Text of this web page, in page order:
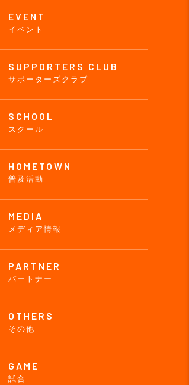
EVENT
イベント
SUPPORTERS CLUB
サポーターズクラブ
SCHOOL
スクール
HOMETOWN
普及活動
MEDIA
メディア情報
PARTNER
パートナー
OTHERS
その他
GAME
試合